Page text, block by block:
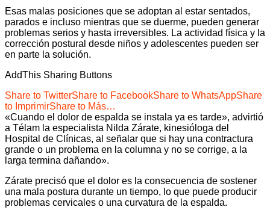
Esas malas posiciones que se adoptan al estar sentados,
parados e incluso mientras que se duerme, pueden generar
problemas serios y hasta irreversibles. La actividad física y la
corrección postural desde niños y adolescentes pueden ser
en parte la solución.
AddThis Sharing Buttons
Share to TwitterShare to FacebookShare to WhatsAppShare
to ImprimirShare to Más…
«Cuando el dolor de espalda se instala ya es tarde», advirtió
a Télam la especialista Nilda Zárate, kinesióloga del
Hospital de Clínicas, al señalar que si hay una contractura
grande o un problema en la columna y no se corrige, a la
larga termina dañando».
Zárate precisó que el dolor es la consecuencia de sostener
una mala postura durante un tiempo, lo que puede producir
problemas cervicales o una curvatura de la espalda.